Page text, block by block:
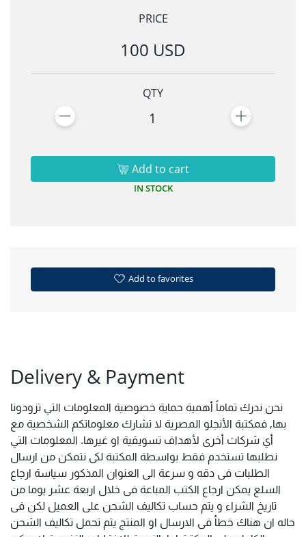
PRICE
100 USD
QTY
1
Add to cart
IN STOCK
Add to favorites
Delivery & Payment
نحن ندرك تماماً أهمية حماية خصوصية المعلومات التي تزودونا
بها, فمكتبة الأنجلو المصرية لا تشارك معلوماتكم الشخصية مع
أي شركات أخرى لأهداف تسويقية او غيرها. المعلومات التي
نطلبها تستخدم فقط بواسطة المكتبة لكى نتمكن من ارسال
الطلبات فى دقه و سرعة الى العنوان المذكور سياسة ارجاع
السلع يمكن ارجاع الكتب المباعة فى خلال اربعة عشر يوما من
تاريخ الشراء و يتم حساب تكاليف الشحن على العميل لكن فى
حاله ان هناك خطأ فى الارسال او المنتج يتم تحمل تكاليف الشحن